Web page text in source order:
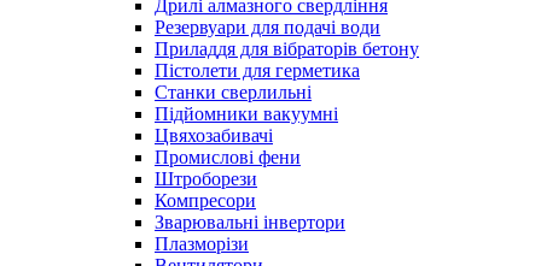
Дрилі алмазного свердління
Резервуари для подачі води
Приладдя для вібраторів бетону
Пістолети для герметика
Станки сверлильні
Підйомники вакуумні
Цвяхозабивачі
Промислові фени
Штроборези
Компресори
Зварювальні інвертори
Плазморізи